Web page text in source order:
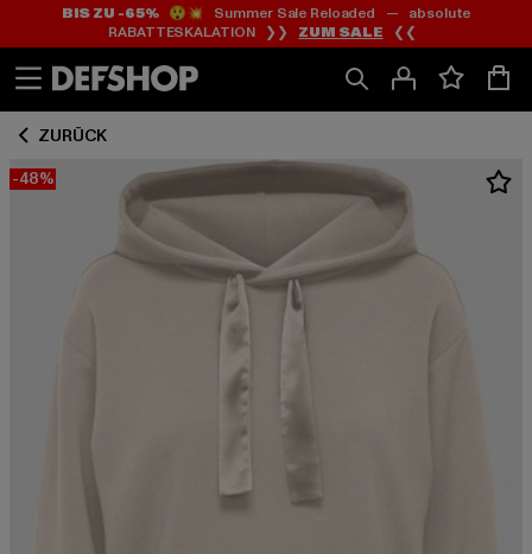
Zum
Inhalt
springen
Zum
Fußzeile
springen
BIS ZU -65%😲💥 Summer Sale Reloaded — absolute
RABATTESKALATION ❯❯ ZUM SALE ❮❮
ZURÜCK
-48%